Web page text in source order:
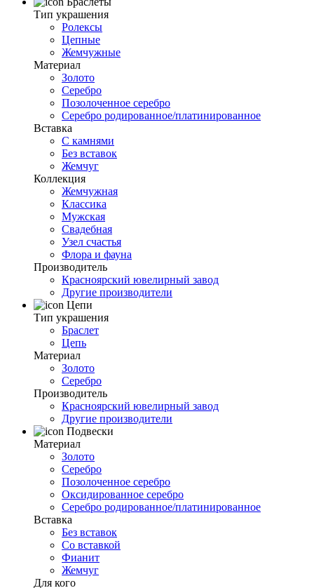
Тип украшения
Ролексы
Цепные
Жемчужные
Материал
Золото
Серебро
Позолоченное серебро
Серебро родированное/платинированное
Вставка
С камнями
Без вставок
Жемчуг
Коллекция
Жемчужная
Классика
Мужская
Свадебная
Узел счастья
Флора и фауна
Производитель
Красноярский ювелирный завод
Другие производители
Цепи
Тип украшения
Браслет
Цепь
Материал
Золото
Серебро
Производитель
Красноярский ювелирный завод
Другие производители
Подвески
Материал
Золото
Серебро
Позолоченное серебро
Оксидированное серебро
Серебро родированное/платинированное
Вставка
Без вставок
Со вставкой
Фианит
Жемчуг
Для кого